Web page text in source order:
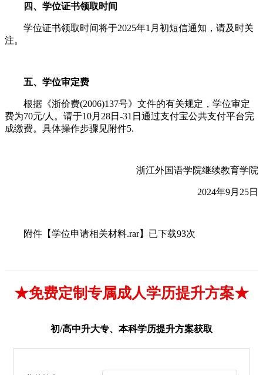
四、学位证书领取时间
学位证书领取时间将于2025年1月初短信通知，请及时关
注。
五、学位审定费
根据《浙价费(2006)137号》文件的有关规定，学位审定
费为70元/人。请于10月28日-31日通过支付宝公共支付平台完
成缴费。具体操作步骤见附件5.
浙江外国语学院继续教育学院
2024年9月25日
附件【学位申请相关材料.rar】已下载93次
★免费定制专属成人学历提升方案★
初/高中升大专、本科学历提升方案获取